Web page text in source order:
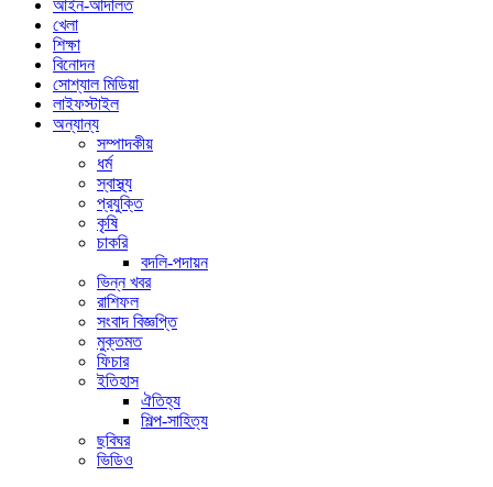
আইন-আদালত
খেলা
শিক্ষা
বিনোদন
সোশ্যাল মিডিয়া
লাইফস্টাইল
অন্যান্য
সম্পাদকীয়
ধর্ম
স্বাস্থ্য
প্রযুক্তি
কৃষি
চাকরি
বদলি-পদায়ন
ভিন্ন খবর
রাশিফল
সংবাদ বিজ্ঞপ্তি
মুক্তমত
ফিচার
ইতিহাস
ঐতিহ্য
শিল্প-সাহিত্য
ছবিঘর
ভিডিও